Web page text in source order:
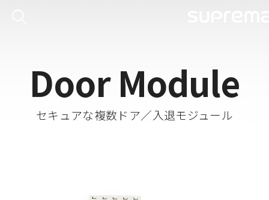
Door Module
セキュアな複数ドア／入退モジュール